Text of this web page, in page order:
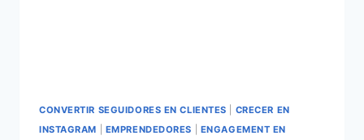
CONVERTIR SEGUIDORES EN CLIENTES
CRECER EN
INSTAGRAM
EMPRENDEDORES ENGAGEMENT EN